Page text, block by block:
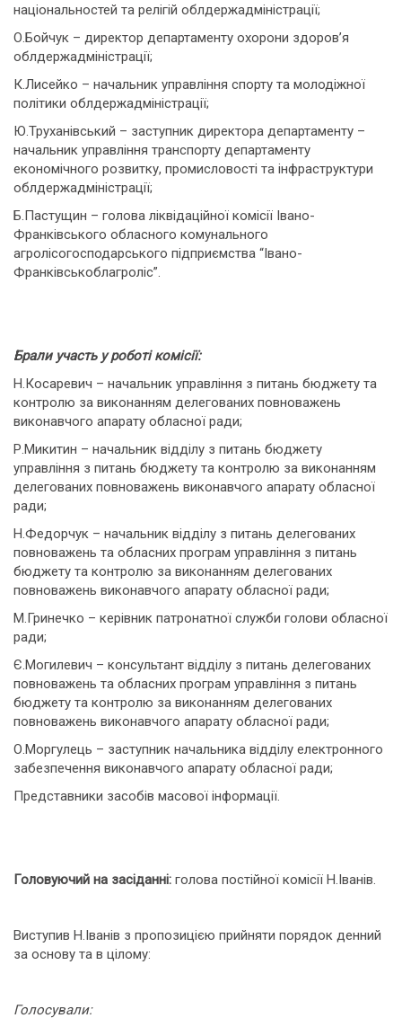
національностей та релігій облдержадміністрації;
О.Бойчук – директор департаменту охорони здоров’я
облдержадміністрації;
К.Лисейко – начальник управління спорту та молодіжної
політики облдержадміністрації;
Ю.Труханівський – заступник директора департаменту –
начальник управління транспорту департаменту
економічного розвитку, промисловості та інфраструктури
облдержадміністрації;
Б.Пастущин – голова ліквідаційної комісії Івано-
Франківського обласного комунального
агролісогосподарського підприємства “Івано-
Франківськоблагроліс”.
Брали участь у роботі комісії:
Н.Косаревич – начальник управління з питань бюджету та
контролю за виконанням делегованих повноважень
виконавчого апарату обласної ради;
Р.Микитин – начальник відділу з питань бюджету
управління з питань бюджету та контролю за виконанням
делегованих повноважень виконавчого апарату обласної
ради;
Н.Федорчук – начальник відділу з питань делегованих
повноважень та обласних програм управління з питань
бюджету та контролю за виконанням делегованих
повноважень виконавчого апарату обласної ради;
М.Гринечко – керівник патронатної служби голови обласної
ради;
Є.Могилевич – консультант відділу з питань делегованих
повноважень та обласних програм управління з питань
бюджету та контролю за виконанням делегованих
повноважень виконавчого апарату обласної ради;
О.Моргулець – заступник начальника відділу електронного
забезпечення виконавчого апарату обласної ради;
Представники засобів масової інформації.
Головуючий на засіданні: голова постійної комісії Н.Іванів.
Виступив Н.Іванів з пропозицією прийняти порядок денний
за основу та в цілому:
Голосували: